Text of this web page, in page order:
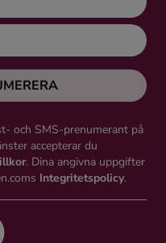
och SMS-prenumerant på
accepterar du
. Dina angivna uppgifter
Integritetspolicy.